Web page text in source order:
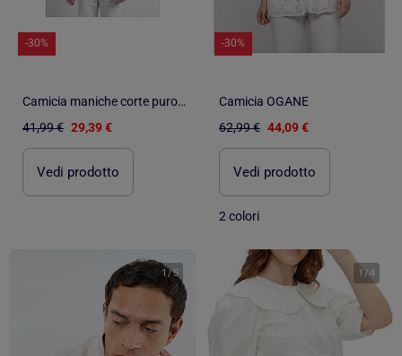
-30%
Camicia maniche corte puro cotone DIRIDIC
41,99 € 29,39 €
Vedi prodotto
-30%
Camicia OGANE
62,99 € 44,09 €
Vedi prodotto
2 colori
1 /5 1 /4